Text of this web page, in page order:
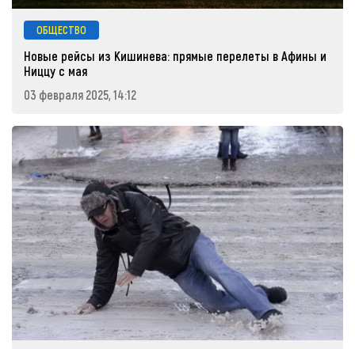
ОБЩЕСТВО
Новые рейсы из Кишинева: прямые перелеты в Афины и
Ниццу с мая
03 февраля 2025, 14:12